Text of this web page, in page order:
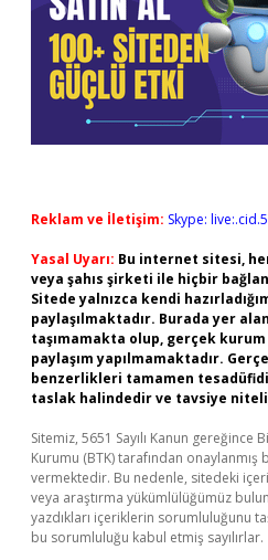
Reklam ve İletişim: Skype:
Yasal Uyarı: Bu internet sitesi,
veya şahıs şirketi ile hiçbir
Sitede yalnızca kendi
paylaşılmaktadır. Burada yer
taşımamakta olup, gerçek
paylaşım yapılmamaktadır.
benzerlikleri tamamen
taslak halindedir ve tavsiye
Sitemiz, 5651 Sayılı Kanun
Kurumu (BTK) tarafından onaylanmış
vermektedir. Bu nedenle, sitedeki
veya araştırma yükümlülüğümüz
yazdıkları içeriklerin sorumluluğunu
bu sorumluluğu kabul etmiş sayılırlar.